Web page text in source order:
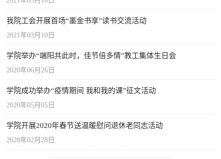
我院工会开展首场“墨金书享”读书交流活动
2021年03月10日
学院举办“端阳共此时，佳节倍多情”教工集体生日会
2020年06月26日
学院成功举办“疫情期间 我和我的课”征文活动
2020年05月05日
学院开展2020年春节送温暖慰问退休老同志活动
2020年02月28日